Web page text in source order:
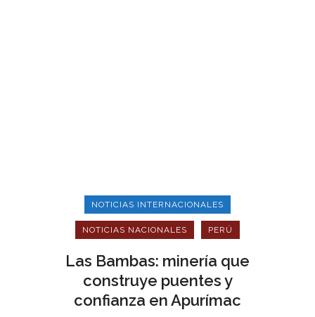
NOTICIAS INTERNACIONALES
NOTICIAS NACIONALES PERÚ
Las Bambas: minería que
construye puentes y
confianza en Apurímac